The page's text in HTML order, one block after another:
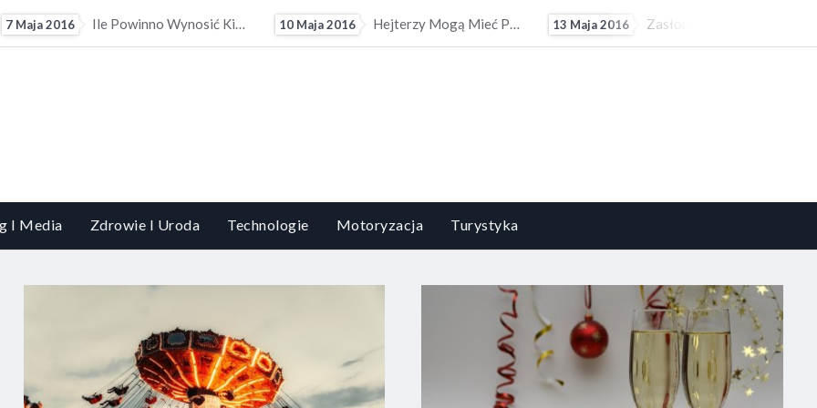
10 Maja 2016 Hejterzy Mogą Mieć Problem Ze Znalezieniem Pracy. Pracodawcy Coraz Częściej Sprawdzają Profile... 13 Maja 2016 Zasłony I Firany Powinny Być Dopasowywane Do Stylu I Estetyki Pomieszczenia 5 Czerwca 2015 Kompozycje Kwiatowe Powinny Być Dopasowywane Do Charakteru I Stylu Aranżacyjnego Wnętrza. Obowiązuje...
I Media Zdrowie I Uroda Technologie Motoryzacja Turystyka